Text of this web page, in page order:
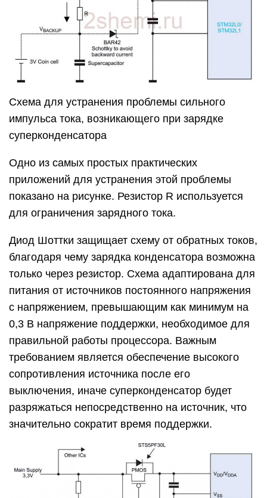
Схема для устранения проблемы сильного
импульса тока, возникающего при зарядке
суперконденсатора
Одно из самых простых практических
приложений для устранения этой проблемы
показано на рисунке. Резистор R используется
для ограничения зарядного тока.
Диод Шоттки защищает схему от обратных токов,
благодаря чему зарядка конденсатора возможна
только через резистор. Схема адаптирована для
питания от источников постоянного напряжения
с напряжением, превышающим как минимум на
0,3 В напряжение поддержки, необходимое для
правильной работы процессора. Важным
требованием является обеспечение высокого
сопротивления источника после его
выключения, иначе суперконденсатор будет
разряжаться непосредственно на источник, что
значительно сократит время поддержки.